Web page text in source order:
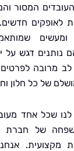
והמיומן
חדשים. כל
שמותאמים
על יעילות
לפרטים הכי
חלון וחלון.
מעובדינו
"ניקיון
אנחנו